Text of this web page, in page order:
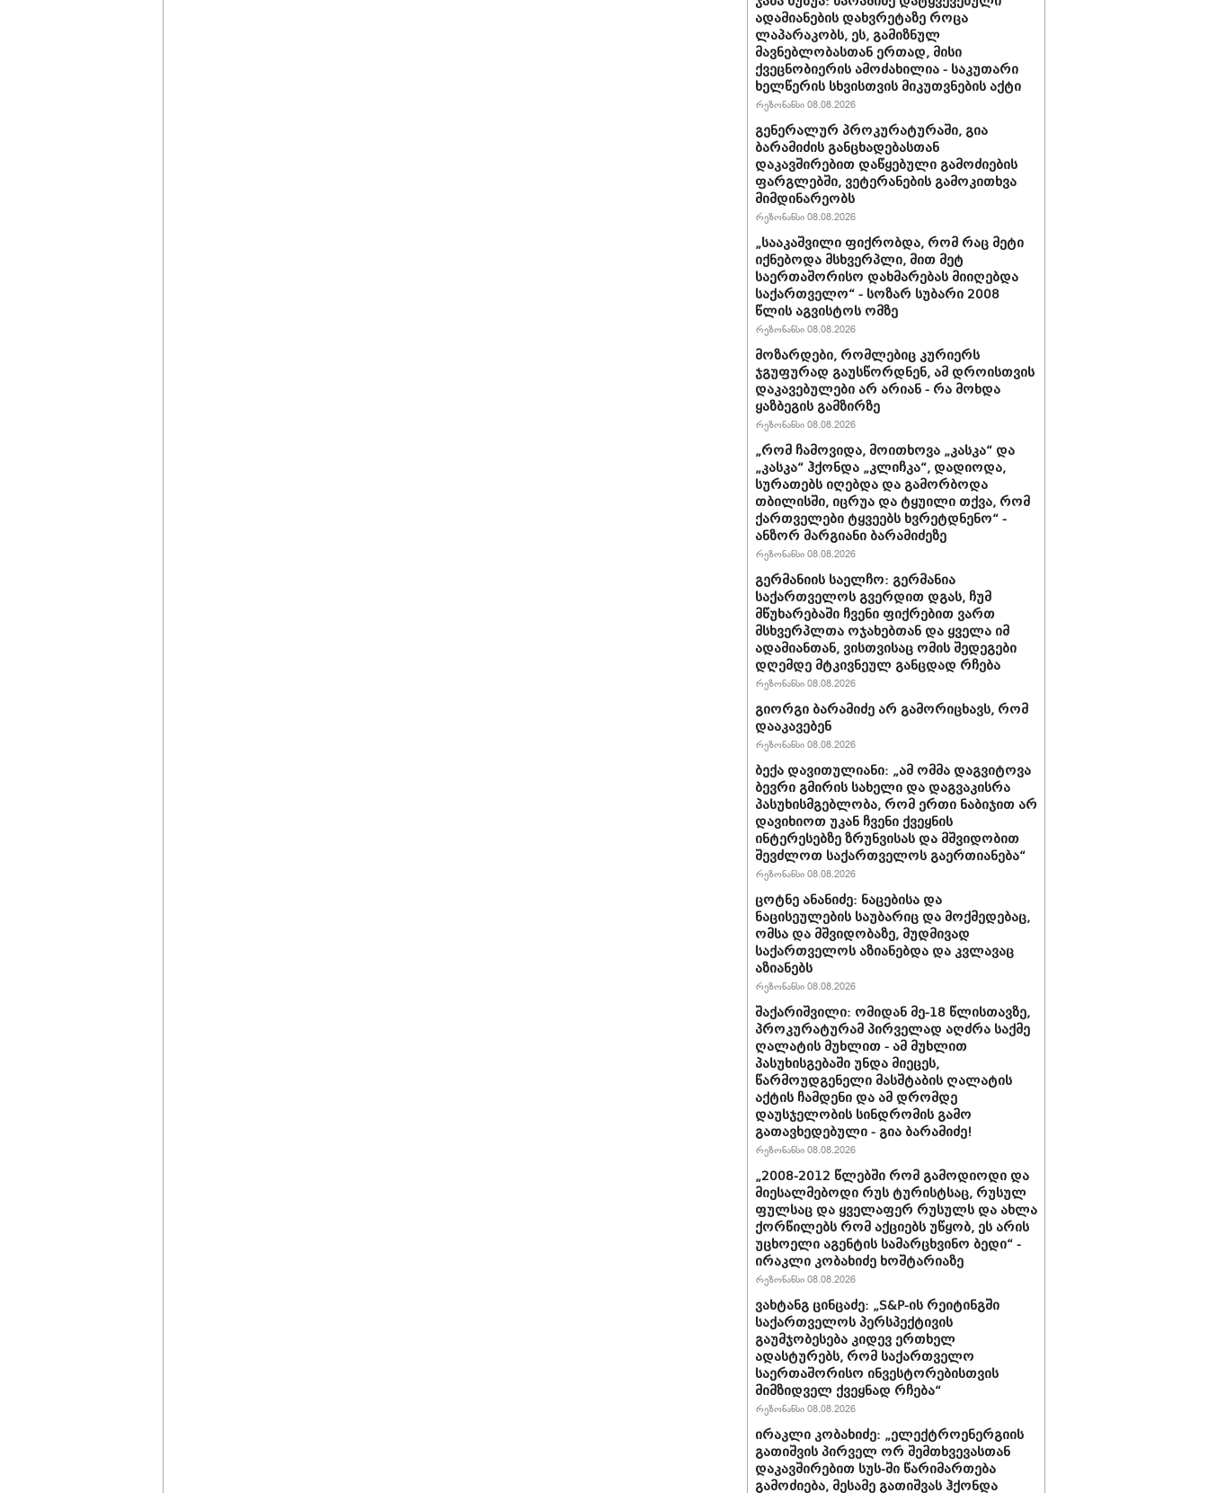
ადამიანების დახვრეტაზე როცა
ლაპარაკობს, ეს, გამიზნულ
მავნებლობასთან ერთად, მისი
ქვეცნობიერის ამოძახილია - საკუთარი
ხელწერის სხვისთვის მიკუთვნების აქტი
რეზონანსი 08.08.2026
გენერალურ პროკურატურაში, გია
ბარამიძის განცხადებასთან
დაკავშირებით დაწყებული გამოძიების
ფარგლებში, ვეტერანების გამოკითხვა
მიმდინარეობს
რეზონანსი 08.08.2026
„სააკაშვილი ფიქრობდა, რომ რაც მეტი
იქნებოდა მსხვერპლი, მით მეტ
საერთაშორისო დახმარებას მიიღებდა
საქართველო“ - სოზარ სუბარი 2008
წლის აგვისტოს ომზე
რეზონანსი 08.08.2026
მოზარდები, რომლებიც კურიერს
ჯგუფურად გაუსწორდნენ, ამ დროისთვის
დაკავებულები არ არიან - რა მოხდა
ყაზბეგის გამზირზე
რეზონანსი 08.08.2026
„რომ ჩამოვიდა, მოითხოვა „კასკა“ და
„კასკა“ ჰქონდა „კლიჩკა“, დადიოდა,
სურათებს იღებდა და გამორბოდა
თბილისში, იცრუა და ტყუილი თქვა, რომ
ქართველები ტყვეებს ხვრეტდნენო“ -
ანზორ მარგიანი ბარამიძეზე
რეზონანსი 08.08.2026
გერმანიის საელჩო: გერმანია
საქართველოს გვერდით დგას, ჩუმ
მწუხარებაში ჩვენი ფიქრებით ვართ
მსხვერპლთა ოჯახებთან და ყველა იმ
ადამიანთან, ვისთვისაც ომის შედეგები
დღემდე მტკივნეულ განცდად რჩება
რეზონანსი 08.08.2026
გიორგი ბარამიძე არ გამორიცხავს, რომ
დააკავებენ
რეზონანსი 08.08.2026
ბექა დავითულიანი: „ამ ომმა დაგვიტოვა
ბევრი გმირის სახელი და დაგვაკისრა
პასუხისმგებლობა, რომ ერთი ნაბიჯით არ
დავიხიოთ უკან ჩვენი ქვეყნის
ინტერესებზე ზრუნვისას და მშვიდობით
შევძლოთ საქართველოს გაერთიანება“
რეზონანსი 08.08.2026
ცოტნე ანანიძე: ნაცებისა და
ნაცისეულების საუბარიც და მოქმედებაც,
ომსა და მშვიდობაზე, მუდმივად
საქართველოს აზიანებდა და კვლავაც
აზიანებს
რეზონანსი 08.08.2026
შაქარიშვილი: ომიდან მე-18 წლისთავზე,
პროკურატურამ პირველად აღძრა საქმე
ღალატის მუხლით - ამ მუხლით
პასუხისგებაში უნდა მიეცეს,
წარმოუდგენელი მასშტაბის ღალატის
აქტის ჩამდენი და ამ დრომდე
დაუსჯელობის სინდრომის გამო
გათავხედებული - გია ბარამიძე!
რეზონანსი 08.08.2026
„2008-2012 წლებში რომ გამოდიოდი და
მიესალმებოდი რუს ტურისტსაც, რუსულ
ფულსაც და ყველაფერ რუსულს და ახლა
ქორწილებს რომ აქციებს უწყობ, ეს არის
უცხოელი აგენტის სამარცხვინო ბედი“ -
ირაკლი კობახიძე ხოშტარიაზე
რეზონანსი 08.08.2026
ვახტანგ ცინცაძე: „S&P-ის რეიტინგში
საქართველოს პერსპექტივის
გაუმჯობესება კიდევ ერთხელ
ადასტურებს, რომ საქართველო
საერთაშორისო ინვესტორებისთვის
მიმზიდველ ქვეყნად რჩება“
რეზონანსი 08.08.2026
ირაკლი კობახიძე: „ელექტროენერგიის
გათიშვის პირველ ორ შემთხვევასთან
დაკავშირებით სუს-ში წარიმართება
გამოძიება, მესამე გათიშვას ჰქონდა